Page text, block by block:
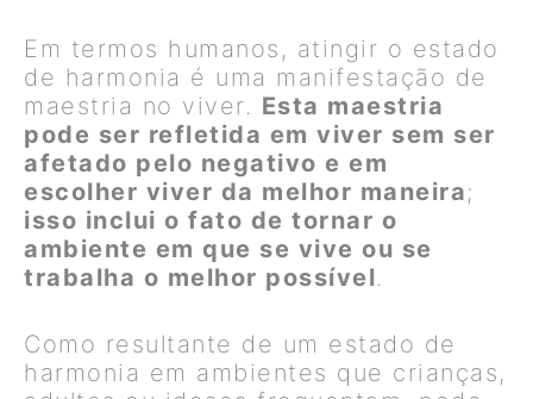
Em termos humanos, atingir o estado
de harmonia é uma manifestação de
maestria no viver. Esta maestria
pode ser refletida em viver sem ser
afetado pelo negativo e em
escolher viver da melhor maneira;
isso inclui o fato de tornar o
ambiente em que se vive ou se
trabalha o melhor possível.
Como resultante de um estado de
harmonia em ambientes que crianças,